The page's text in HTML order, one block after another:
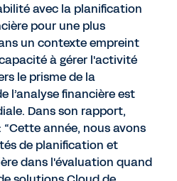
avec la planification
pour une plus
un contexte empreint
à gérer l'activité
le prisme de la
l’analyse financière est
Dans son rapport,
année, nous avons
de planification et
dans l'évaluation quand